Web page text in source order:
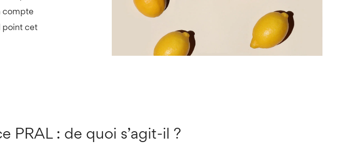
compte
point cet
PRAL : de quoi s’agit-il ?